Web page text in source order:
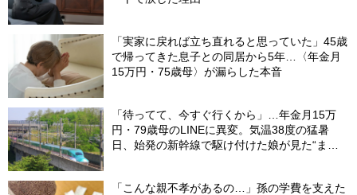
「実家に戻れば立ち直れると思っていた」45歳
で帰ってきた息子との同居から5年…〈年金月
15万円・75歳母〉が漏らした本音
「待ってて、今すぐ行くから」…年金月15万
円・79歳母のLINEに異変。気温38度の猛暑
日、始発の新幹線で駆け付けた娘が見た“まさ
「こんな親不孝があるの…」孫の学費を支えた